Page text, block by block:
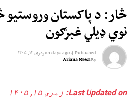
څار: د پاکستان وروستیو
نوي ډیلي غبرګون
Published
4 days ago
onزمری ۱۴, ۱۴۰۵
By
Ariana News
Last Updated on: زمری ۱۵, ۱۴۰۵